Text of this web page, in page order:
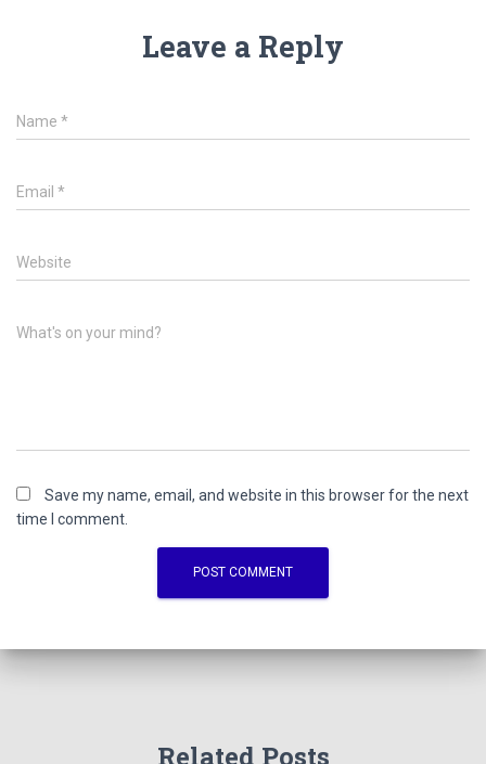
Leave a Reply
Name *
Email *
Website
What's on your mind?
Save my name, email, and website in this browser for the next
time I comment.
Related Posts